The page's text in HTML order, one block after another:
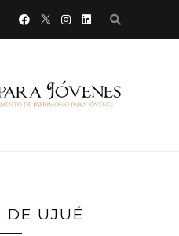
DE UJUÉ